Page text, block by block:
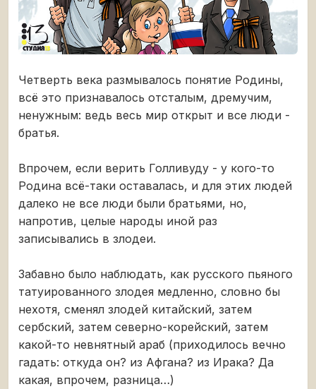
Четверть века размывалось понятие Родины,
всё это признавалось отсталым, дремучим,
ненужным: ведь весь мир открыт и все люди -
братья.
Впрочем, если верить Голливуду - у кого-то
Родина всё-таки оставалась, и для этих людей
далеко не все люди были братьями, но,
напротив, целые народы иной раз
записывались в злодеи.
Забавно было наблюдать, как русского пьяного
татуированного злодея медленно, словно бы
нехотя, сменял злодей китайский, затем
сербский, затем северно-корейский, затем
какой-то невнятный араб (приходилось вечно
гадать: откуда он? из Афгана? из Ирака? Да
какая, впрочем, разница…)